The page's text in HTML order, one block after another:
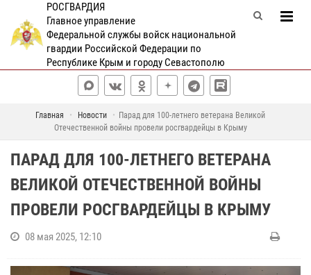
РОСГВАРДИЯ
Главное управление
Федеральной службы войск национальной
гвардии Российской Федерации по
Республике Крым и городу Севастополю
Главная Новости
Парад для 100-летнего ветерана Великой
Отечественной войны провели росгвардейцы в Крыму
ПАРАД ДЛЯ 100-ЛЕТНЕГО ВЕТЕРАНА
ВЕЛИКОЙ ОТЕЧЕСТВЕННОЙ ВОЙНЫ
ПРОВЕЛИ РОСГВАРДЕЙЦЫ В КРЫМУ
08 мая 2025, 12:10